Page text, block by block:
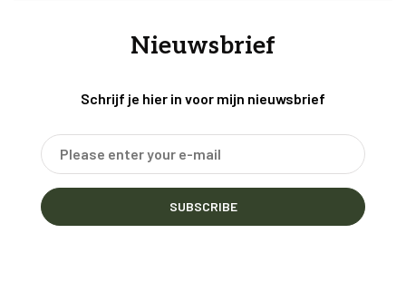
Nieuwsbrief
Schrijf je hier in voor mijn nieuwsbrief
SUBSCRIBE